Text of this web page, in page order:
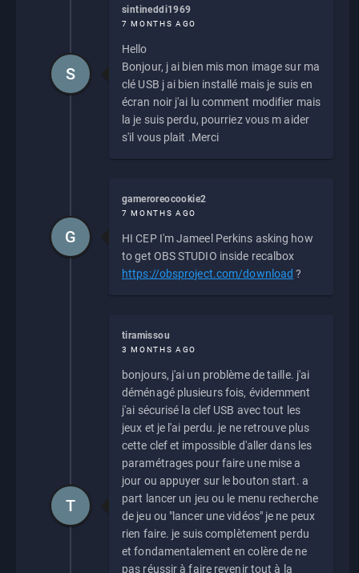
sintineddi1969
7 MONTHS AGO
Hello
Bonjour, j ai bien mis mon image sur ma
clé USB j ai bien installé mais je suis en
écran noir j'ai lu comment modifier mais
la je suis perdu, pourriez vous m aider
s'il vous plait .Merci
S
gameroreocookie2
7 MONTHS AGO
HI CEP I'm Jameel Perkins asking how
to get OBS STUDIO inside recalbox
https://obsproject.com/download ?
G
tiramissou
3 MONTHS AGO
bonjours, j'ai un problème de taille. j'ai
déménagé plusieurs fois, évidemment
j'ai sécurisé la clef USB avec tout les
jeux et je l'ai perdu. je ne retrouve plus
cette clef et impossible d'aller dans les
paramétrages pour faire une mise a
jour ou appuyer sur le bouton start. a
part lancer un jeu ou le menu recherche
de jeu ou "lancer une vidéos" je ne peux
rien faire. je suis complètement perdu
et fondamentalement en colère de ne
pas réussir à faire revenir tout à la
T